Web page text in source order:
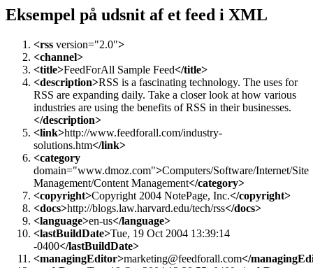
og moderne frameworks som React og Node.js.
Eksempel på udsnit af et feed i XML
<rssversion="2.0" >
<channel>
<title>FeedForAll Sample Feed</title>
<description>RSS is a fascinating technology. The uses for
RSS are expanding daily. Take a closer look at how various
industries are using the benefits of RSS in their businesses.
</description>
<link>http://www.feedforall.com/industry-
solutions.htm</link>
<category
domain="www.dmoz.com"> Computers/Software/Internet/Site
Management/Content Management</category>
<copyright>Copyright 2004 NotePage, Inc.
<docs>http://blogs.law.harvard.edu/tech/rss</docs>
<language>en-us</language>
<lastBuildDate>Tue, 19 Oct 2004 13:39:14